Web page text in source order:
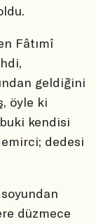
Fâtımî
geldiğini
öyle ki
kendisi
dedesi
düzmece